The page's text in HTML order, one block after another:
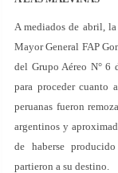
A mediados de abril,
Mayor General FAP
del Grupo Aéreo N° 6
para proceder cuanto
peruanas fueron
argentinos y
de haberse
partieron a su destino.